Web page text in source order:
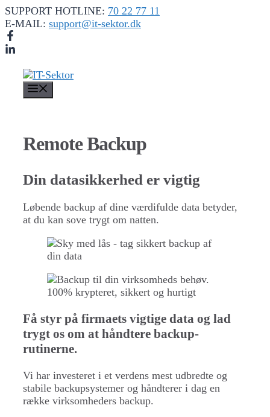
Hop
til
indhold
SUPPORT HOTLINE: 70 22 77 11
E-MAIL: support@it-sektor.dk
Remote Backup
Din datasikkerhed er vigtig
Løbende backup af dine værdifulde data betyder,
at du kan sove trygt om natten.
Få styr på firmaets vigtige data og lad
trygt os om at håndtere backup-
rutinerne.
Vi har investeret i et verdens mest udbredte og
stabile backupsystemer og håndterer i dag en
række virksomheders backup.